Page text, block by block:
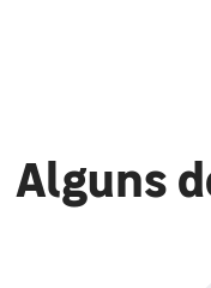
Alguns